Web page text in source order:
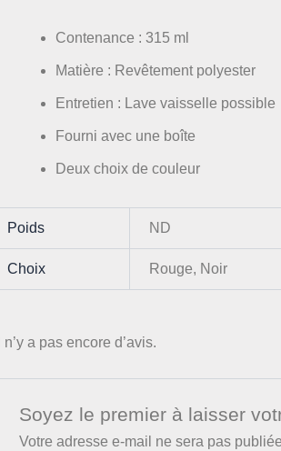
Contenance : 315 ml
Matière : Revêtement polyester
Entretien : Lave vaisselle possible
Fourni avec une boîte
Deux choix de couleur
Poids ND
Choix Rouge, Noir
Il n’y a pas encore d’avis.
Soyez le premier à laisser
Votre adresse e-mail ne sera pas